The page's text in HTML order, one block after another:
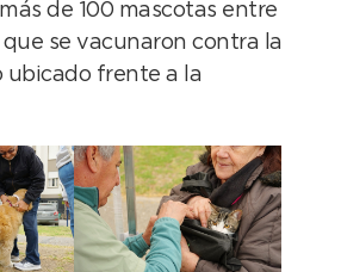
de 100 mascotas entre
se vacunaron contra la
ubicado frente a la